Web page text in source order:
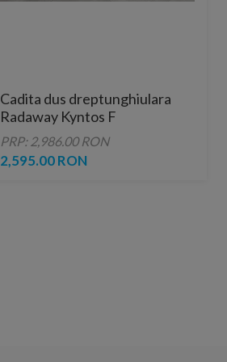
Cadita dus dreptunghiulara
Radaway Kyntos F
130x90xH3 cm, decupabila
PRP: 2,986.00 RON
2,595.00 RON